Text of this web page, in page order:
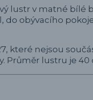
lustr v matné bílé
do obývacího
které nejsou
Průměr lustru je 40